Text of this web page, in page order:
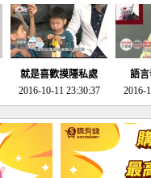
就是喜歡摸隱私處
2016-10-11 23:30:37
語
2016-